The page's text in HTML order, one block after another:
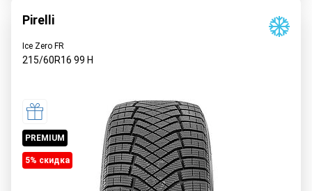
Pirelli
Ice Zero FR
215/60R16 99 H
PREMIUM
5% cкидка